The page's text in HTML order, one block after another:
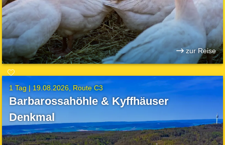
zur Reise
1 Tag |19.08.2026 Route C3
Barbarossahöhle & Kyffhäuser
Denkmal